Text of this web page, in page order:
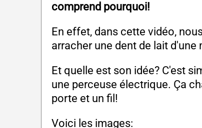
comprend pourquoi!
En effet, dans cette vidéo,
arracher une dent de lait
Et quelle est son idée? C'est
une perceuse électrique. Ça
porte et un fil!
Voici les images: